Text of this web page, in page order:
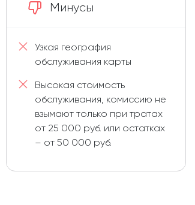
Минусы
Узкая география
обслуживания карты
Высокая стоимость
обслуживания, комиссию не
взымают только при тратах
от 25 000 руб. или остатках
– от 50 000 руб.